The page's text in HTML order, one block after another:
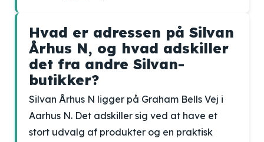
Hvad er adressen på Silvan
Århus N, og hvad adskiller
det fra andre Silvan-
butikker?
Silvan Århus N ligger på Graham Bells Vej i
Aarhus N. Det adskiller sig ved at have et
stort udvalg af produkter og en praktisk